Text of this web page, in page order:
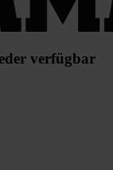
verfügbar